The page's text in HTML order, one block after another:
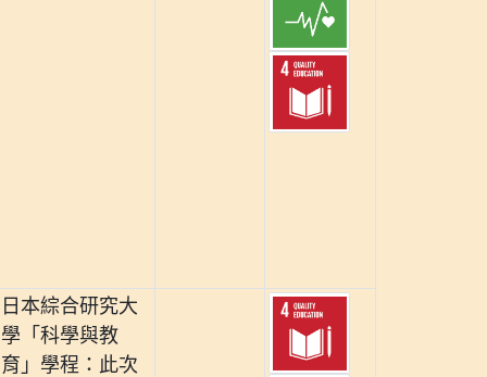
日本綜合研究大
學「科學與教
育」學程：此次